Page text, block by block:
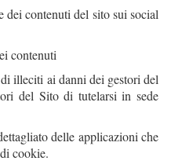
dei contenuti del sito sui social
contenuti
illeciti ai danni dei gestori del
del Sito di tutelarsi in sede
delle applicazioni che
cookie.